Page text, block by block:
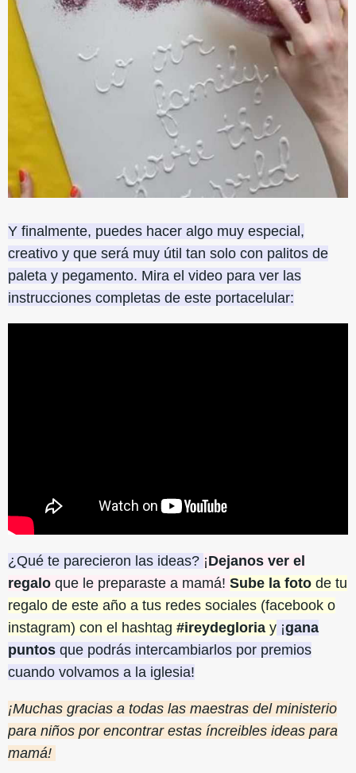
Y finalmente, puedes hacer algo muy especial,
creativo y que será muy útil tan solo con palitos de
paleta y pegamento. Mira el video para ver las
instrucciones completas de este portacelular:
¿Qué te parecieron las ideas? ¡Dejanos ver el
regalo que le preparaste a mamá! Sube la foto de tu
regalo de este año a tus redes sociales (facebook o
instagram) con el hashtag #ireydegloria y ¡gana
puntos que podrás intercambiarlos por premios
cuando volvamos a la iglesia!
¡Muchas gracias a todas las maestras del ministerio
para niños por encontrar estas íncreibles ideas para
mamá!